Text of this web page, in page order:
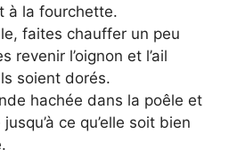
à la fourchette.
faites chauffer un peu
revenir l’oignon et l’ail
soient dorés.
hachée dans la poêle et
ce qu’elle soit bien